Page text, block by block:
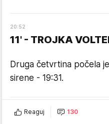
20:52
11' - TROJKA
Druga četvrtina počela
sirene - 19:31.
20:49Reaguj 130